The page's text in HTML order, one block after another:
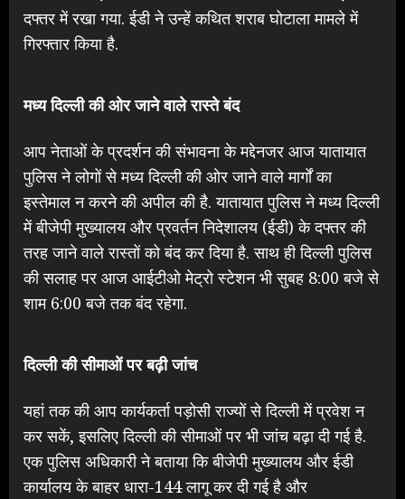
दफ्तर में रखा गया. ईडी ने उन्हें कथित शराब घोटाला मामले में
गिरफ्तार किया है.
मध्य दिल्ली की ओर जाने वाले रास्ते बंद
आप नेताओं के प्रदर्शन की संभावना के मद्देनजर आज यातायात
पुलिस ने लोगों से मध्य दिल्ली की ओर जाने वाले मार्गों का
इस्तेमाल न करने की अपील की है. यातायात पुलिस ने मध्य दिल्ली
में बीजेपी मुख्यालय और प्रवर्तन निदेशालय (ईडी) के दफ्तर की
तरह जाने वाले रास्तों को बंद कर दिया है. साथ ही दिल्ली पुलिस
की सलाह पर आज आईटीओ मेट्रो स्टेशन भी सुबह 8:00 बजे से
शाम 6:00 बजे तक बंद रहेगा.
दिल्ली की सीमाओं पर बढ़ी जांच
यहां तक की आप कार्यकर्ता पड़ोसी राज्यों से दिल्ली में प्रवेश न
कर सकें, इसलिए दिल्ली की सीमाओं पर भी जांच बढ़ा दी गई है.
एक पुलिस अधिकारी ने बताया कि बीजेपी मुख्यालय और ईडी
कार्यालय के बाहर धारा-144 लागू कर दी गई है और